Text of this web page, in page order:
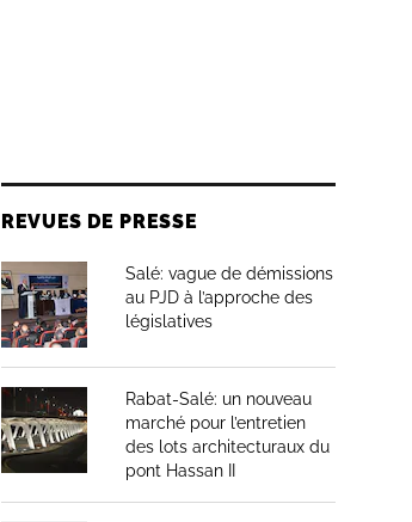
REVUES DE PRESSE
Salé: vague de démissions
au PJD à l’approche des
législatives
Rabat-Salé: un nouveau
marché pour l’entretien
des lots architecturaux du
pont Hassan II